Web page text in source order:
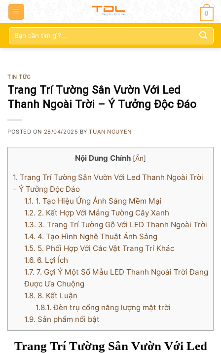
0
Tìm
kiếm:
TIN TỨC
Trang Trí Tường Sân Vườn Với Led
Thanh Ngoài Trời – Ý Tưởng Độc Đáo
POSTED ON 28/04/2025 BYTUAN NGUYEN
Nội Dung Chính [Ẩn]
1. Trang Trí Tường Sân Vườn Với Led Thanh Ngoài Trời
– Ý Tưởng Độc Đáo
1.1. 1. Tạo Hiệu Ứng Ánh Sáng Mềm Mại
1.2. 2. Kết Hợp Với Mảng Tường Cây Xanh
1.3. 3. Trang Trí Tường Gỗ Với LED Thanh Ngoài Trời
1.4. 4. Tạo Hình Nghệ Thuật Ánh Sáng
1.5. 5. Phối Hợp Với Các Vật Trang Trí Khác
1.6. 6. Lợi Ích
1.7. 7. Gợi Ý Một Số Mẫu LED Thanh Ngoài Trời Đang
Được Ưa Chuộng
1.8. 8. Kết Luận
1.8.1. Đèn trụ cổng năng lượng mặt trời
1.9. Sản phẩm nổi bật
Trang Trí Tường Sân Vườn Với Led